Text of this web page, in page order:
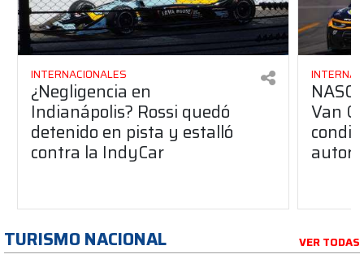
INTERNACIONALES
¿Negligencia en
Indianápolis? Rossi quedó
detenido en pista y estalló
contra la IndyCar
Van
TURISMO NACIONAL VER TODAS